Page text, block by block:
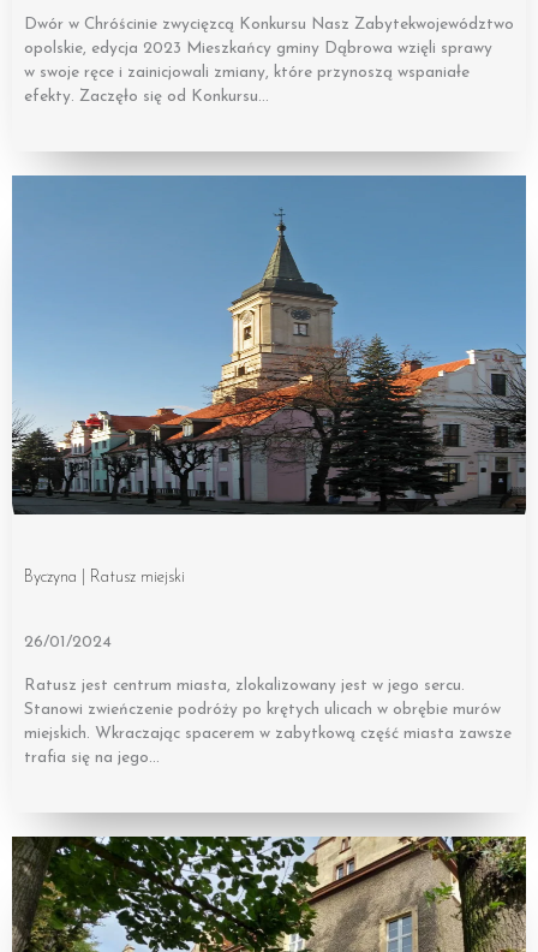
Dwór w Chróścinie zwycięzcą Konkursu Nasz Zabytekwojewództwo
opolskie, edycja 2023 Mieszkańcy gminy Dąbrowa wzięli sprawy
w swoje ręce i zainicjowali zmiany, które przynoszą wspaniałe
efekty. Zaczęło się od Konkursu…
Byczyna | Ratusz miejski
26/01/2024
Ratusz jest centrum miasta, zlokalizowany jest w jego sercu.
Stanowi zwieńczenie podróży po krętych ulicach w obrębie murów
miejskich. Wkraczając spacerem w zabytkową część miasta zawsze
trafia się na jego…